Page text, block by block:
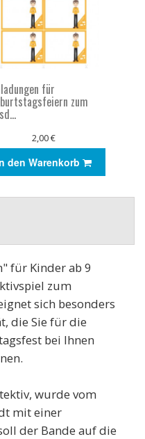
für
zum
2,00 €
den Warenkorb
für Kinder ab 9
zum
sich besonders
die Sie für die
bei Ihnen
wurde vom
mit einer
der Bande auf die